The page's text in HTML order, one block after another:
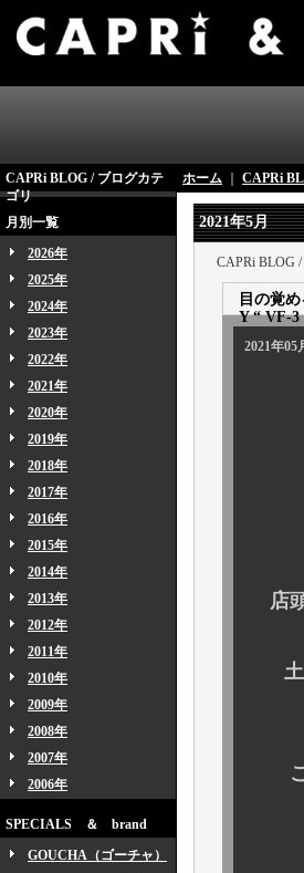
CAPRi BLOG / ブログカテ
ゴリ
月別一覧
2026年
2025年
2024年
2023年
2022年
2021年
2020年
2019年
2018年
2017年
2016年
2015年
2014年
2013年
2012年
2011年
2010年
2009年
2008年
2007年
2006年
SPECIALS ＆ brand
GOUCHA（ゴーチャ）
ホーム CAPRi
2021年5月
CAPRi BLOG
目の覚
Y “ VF-3
2021年05
店頭
土
ご入
ご